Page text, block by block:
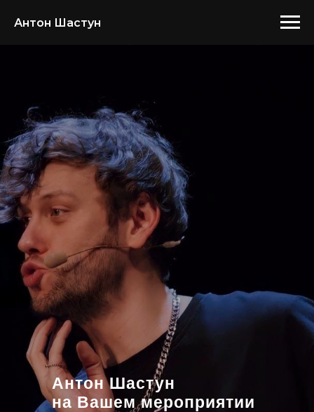
Антон Шастун
Антон Шастун
на Вашем мероприятии